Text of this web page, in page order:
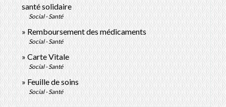
santé solidaire
Social - Santé
Remboursement des médicaments
Social - Santé
Carte Vitale
Social - Santé
Feuille de soins
Social - Santé